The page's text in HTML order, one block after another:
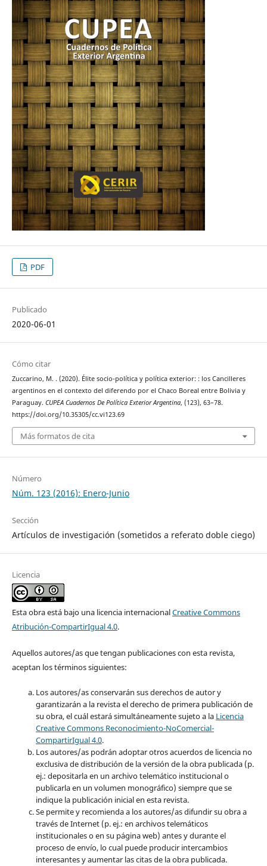
PDF
Publicado
2020-06-01
Cómo citar
Zuccarino, M. . (2020). Élite socio-política y política exterior: : los Cancilleres
argentinos en el contexto del diferendo por el Chaco Boreal entre Bolivia y
Paraguay. CUPEA Cuadernos De Política Exterior Argentina, (123), 63–78.
https://doi.org/10.35305/cc.vi123.69
Más formatos de cita
Número
Núm. 123 (2016): Enero-Junio
Sección
Artículos de investigación (sometidos a referato doble ciego)
Licencia
Esta obra está bajo una licencia internacionalCreative Commons
Atribución-CompartirIgual 4.0.
Aquellos autores/as que tengan publicaciones con esta revista,
aceptan los términos siguientes:
Los autores/as conservarán sus derechos de autor y
garantizarán a la revista el derecho de primera publicación de
su obra, el cuál estará simultáneamente sujeto a la Licencia
Creative Commons Reconocimiento-NoComercial-
CompartirIgual 4.0.
Los autores/as podrán adoptar otros acuerdos de licencia no
exclusiva de distribución de la versión de la obra publicada (p.
ej.: depositarla en un archivo telemático institucional o
publicarla en un volumen monográfico) siempre que se
indique la publicación inicial en esta revista.
Se permite y recomienda a los autores/as difundir su obra a
través de Internet (p. ej.: en archivos telemáticos
institucionales o en su página web) antes y durante el
proceso de envío, lo cual puede producir intercambios
interesantes y aumentar las citas de la obra publicada.